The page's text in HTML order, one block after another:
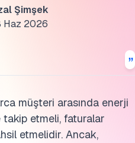
Şimşek
Haz 2026
müşteri arasında enerji
etmeli, faturalar
etmelidir. Ancak,